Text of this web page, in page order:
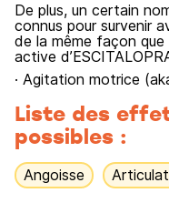
De plus, un certain
connus pour survenir
de la même façon que
active
· Agitation motrice
Liste des
possibles :
Angoisse